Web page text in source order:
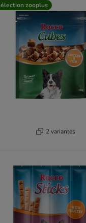
zooplus
2 variantes